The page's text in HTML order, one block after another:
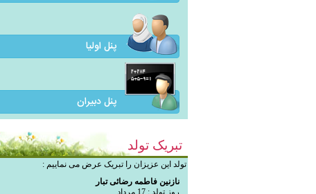
پنل اولیا
پنل دبیران
تبریک تولد
تولد این عزیزان را تبریک عرض می نماییم :
نازنین فاطمه رضائی تبار
روز تولد : 17 مرداد